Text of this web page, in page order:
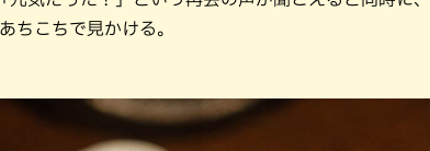
ちこちで見かける。